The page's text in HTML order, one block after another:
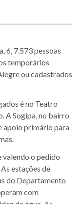
6, 7.573 pessoas
temporários
ou cadastrados
é no Teatro
A Sogipa, no bairro
apoio primário para
valendo o pedido
estações de
do Departamento
com